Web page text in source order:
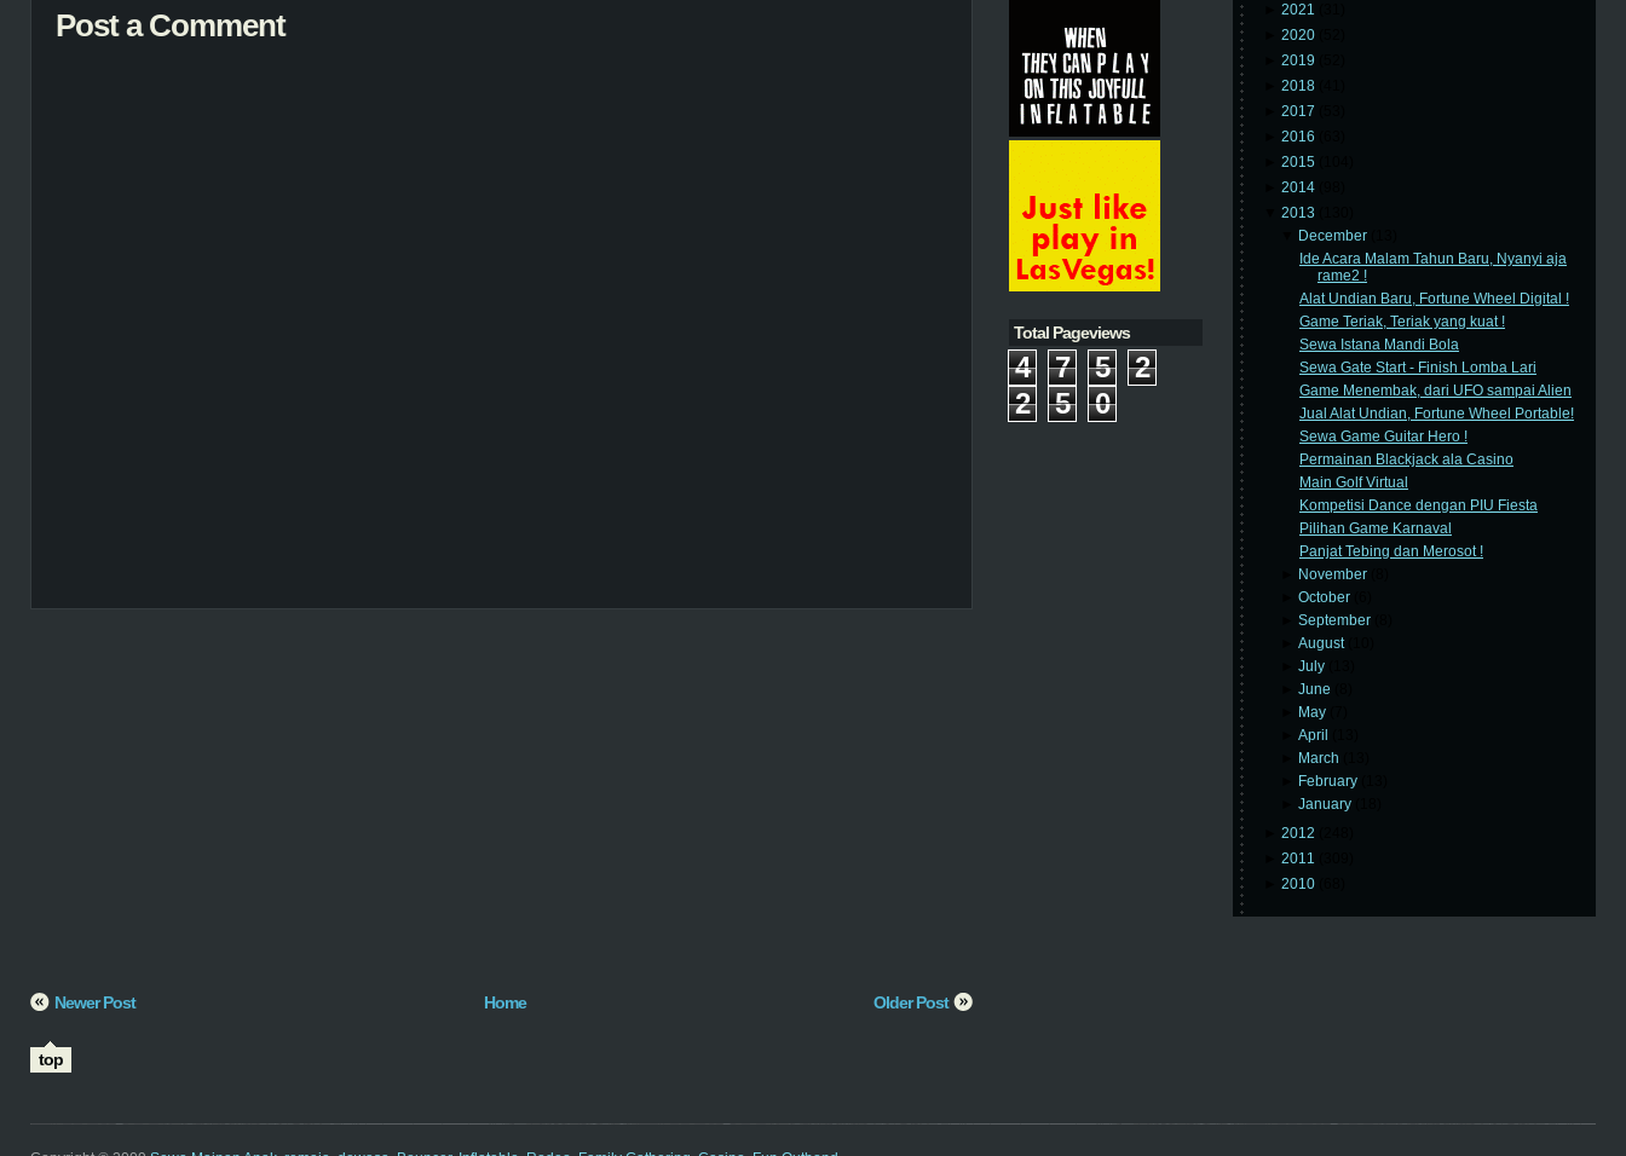
Total Pageviews
4 7 5
2
2
5 0
2021
2020
2019
2018
2017
2016
2015
2014
2013
December
Ide Acara Malam Tahun Baru, Nyanyi aja
rame2 !
Alat Undian Baru, Fortune Wheel Digital !
Game Teriak, Teriak yang kuat !
Sewa Istana Mandi Bola
Sewa Gate Start - Finish Lomba Lari
Game Menembak, dari UFO sampai Alien
Jual Alat Undian, Fortune Wheel Portable!
Sewa Game Guitar Hero !
Permainan Blackjack ala Casino
Main Golf Virtual
Kompetisi Dance dengan PIU Fiesta
Pilihan Game Karnaval
Panjat Tebing dan Merosot !
November
►October
►September
►August
►July
►June
May
►April
March
February
►January
2012
2011
2010
Post a Comment
Newer Post Older Post
Home
top